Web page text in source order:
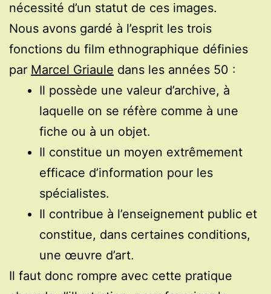
nécessité d’un statut de ces images.
Nous avons gardé à l’esprit les trois
fonctions du film ethnographique définies
par Marcel Griaule dans les années 50 :
Il possède une valeur d’archive, à
laquelle on se réfère comme à une
fiche ou à un objet.
Il constitue un moyen extrêmement
efficace d’information pour les
spécialistes.
Il contribue à l’enseignement public et
constitue, dans certaines conditions,
une œuvre d’art.
Il faut donc rompre avec cette pratique